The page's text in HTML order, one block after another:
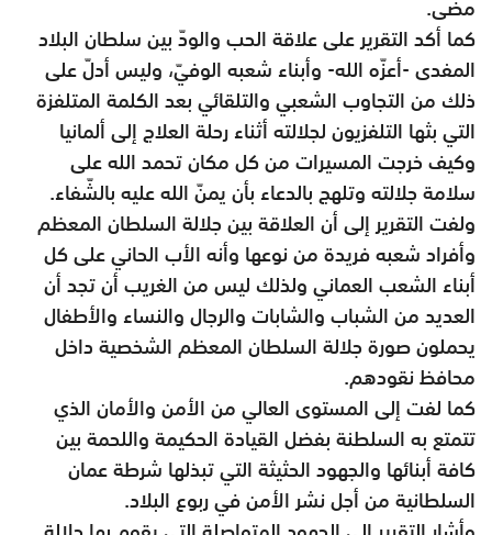
كما أكد التقرير على علاقة الحب والودّ بين سلطان البلاد
المفدى -أعزّه الله- وأبناء شعبه الوفيّ، وليس أدلّ على
ذلك من التجاوب الشعبي والتلقائي بعد الكلمة المتلفزة
التي بثها التلفزيون لجلالته أثناء رحلة العلاج إلى ألمانيا
وكيف خرجت المسيرات من كل مكان تحمد الله على
سلامة جلالته وتلهج بالدعاء بأن يمنّ الله عليه بالشّفاء.
ولفت التقرير إلى أن العلاقة بين جلالة السلطان المعظم
وأفراد شعبه فريدة من نوعها وأنه الأب الحاني على كل
أبناء الشعب العماني ولذلك ليس من الغريب أن تجد أن
العديد من الشباب والشابات والرجال والنساء والأطفال
يحملون صورة جلالة السلطان المعظم الشخصية داخل
محافظ نقودهم.
كما لفت إلى المستوى العالي من الأمن والأمان الذي
تتمتع به السلطنة بفضل القيادة الحكيمة واللحمة بين
كافة أبنائها والجهود الحثيثة التي تبذلها شرطة عمان
السلطانية من أجل نشر الأمن في ربوع البلاد.